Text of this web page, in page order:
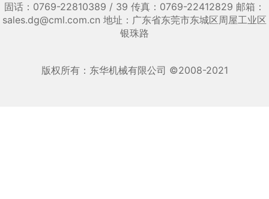
固话：0769-22810389 / 39 传真：0769-22412829 邮箱：
sales.dg@cml.com.cn 地址：广东省东莞市东城区周屋工业区
银珠路
版权所有：东华机械有限公司 ©2008-2021